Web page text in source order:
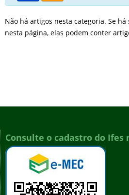
Não há artigos nesta categoria. Se
nesta página, elas podem conter
Consulte o cadastro do Ifes